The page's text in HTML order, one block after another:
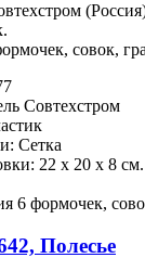
совок,
Совтехстром
Сетка
22 x 20 x 8 см.
6 формочек,
Полесье